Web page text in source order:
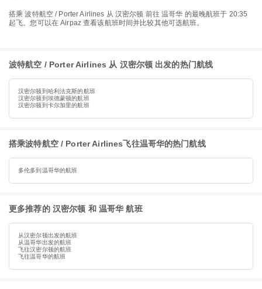
搭乘 波特航空 / Porter Airlines 从 汉密尔顿 前往 温哥华 的最晚航班于 20:35
起飞。您可以在 Airpaz 查看该航班时间并比较其他可选航班。
波特航空 / Porter Airlines 从 汉密尔顿 出发的热门航线
汉密尔顿到哈利法克斯的航班
汉密尔顿到埃德蒙顿的航班
汉密尔顿到卡尔加里的航班
搭乘波特航空 / Porter Airlines飞往温哥华的热门航线
多伦多到温哥华的航班
更多推荐的 汉密尔顿 和 温哥华 航班
从汉密尔顿出发的航班
从温哥华出发的航班
飞往汉密尔顿的航班
飞往温哥华的航班